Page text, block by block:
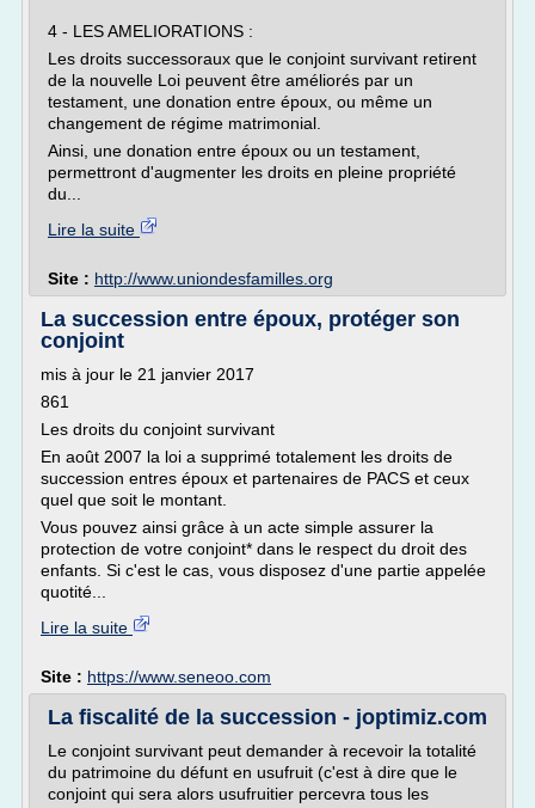
4 - LES AMELIORATIONS :
Les droits successoraux que le conjoint survivant retirent
de la nouvelle Loi peuvent être améliorés par un
testament, une donation entre époux, ou même un
changement de régime matrimonial.
Ainsi, une donation entre époux ou un testament,
permettront d'augmenter les droits en pleine propriété
du...
Lire la suite
Site : http://www.uniondesfamilles.org
La succession entre époux, protéger son
conjoint
mis à jour le 21 janvier 2017
861
Les droits du conjoint survivant
En août 2007 la loi a supprimé totalement les droits de
succession entres époux et partenaires de PACS et ceux
quel que soit le montant.
Vous pouvez ainsi grâce à un acte simple assurer la
protection de votre conjoint* dans le respect du droit des
enfants. Si c'est le cas, vous disposez d'une partie appelée
quotité...
Lire la suite
Site : https://www.seneoo.com
La fiscalité de la succession - joptimiz.com
Le conjoint survivant peut demander à recevoir la totalité
du patrimoine du défunt en usufruit (c'est à dire que le
conjoint qui sera alors usufruitier percevra tous les